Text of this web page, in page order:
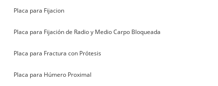
Placa para Fijacion
Placa para Fijación de Radio y Medio Carpo Bloqueada
Placa para Fractura con Prótesis
Placa para Húmero Proximal